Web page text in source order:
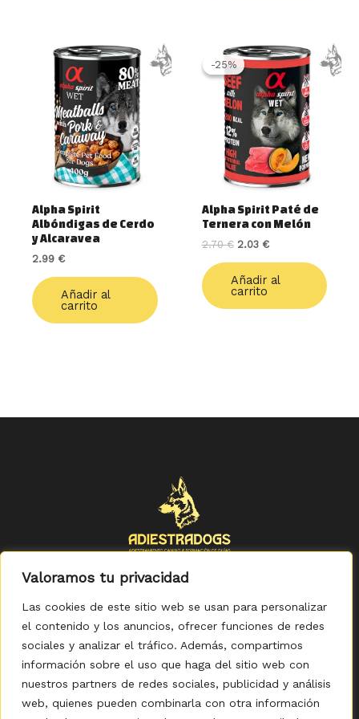
Valoramos tu privacidad
Las cookies de este sitio web se usan para personalizar
el contenido y los anuncios, ofrecer funciones de redes
sociales y analizar el tráfico. Además, compartimos
información sobre el uso que haga del sitio web con
nuestros partners de redes sociales, publicidad y análisis
web, quienes pueden combinarla con otra información
Alpha Spirit
Albóndigas de Cerdo
y Alcaravea
2.99 €
Añadir al
carrito
-25%
-25%
Alpha Spirit Paté de
Ternera con Melón
2.70€
El
precio
original
era:
2.70 €.
2.03 €
El
precio
actual
es:
2.03 €.
Añadir al
carrito
Política de Privacidad -Política de Cookies-Aviso legal
Accesibilidad- Condiciones Generales de Compra